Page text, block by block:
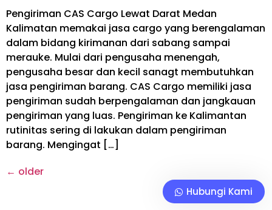
Pengiriman CAS Cargo Lewat Darat Medan
Kalimatan memakai jasa cargo yang berengalaman
dalam bidang kirimanan dari sabang sampai
merauke. Mulai dari pengusaha menengah,
pengusaha besar dan kecil sanagt membutuhkan
jasa pengiriman barang. CAS Cargo memiliki jasa
pengiriman sudah berpengalaman dan jangkauan
pengiriman yang luas. Pengiriman ke Kalimantan
rutinitas sering di lakukan dalam pengiriman
barang. Mengingat […]
← older
Hubungi Kami